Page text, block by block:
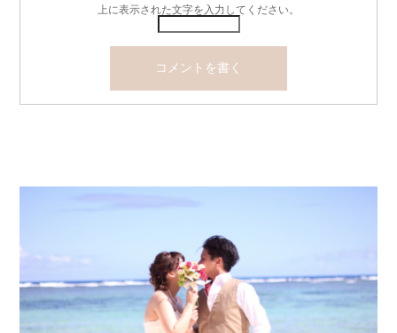
上に表示された文字を入力してください。